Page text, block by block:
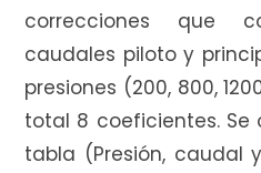
correcciones que
caudales piloto y
presiones (200, 800,
total 8 coeficientes.
tabla (Presión, caudal